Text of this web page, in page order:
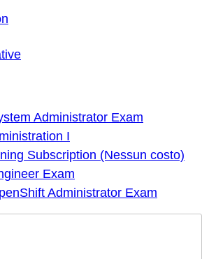
Administrator Exam
I
Subscription (Nessun costo)
Exam
Administrator Exam